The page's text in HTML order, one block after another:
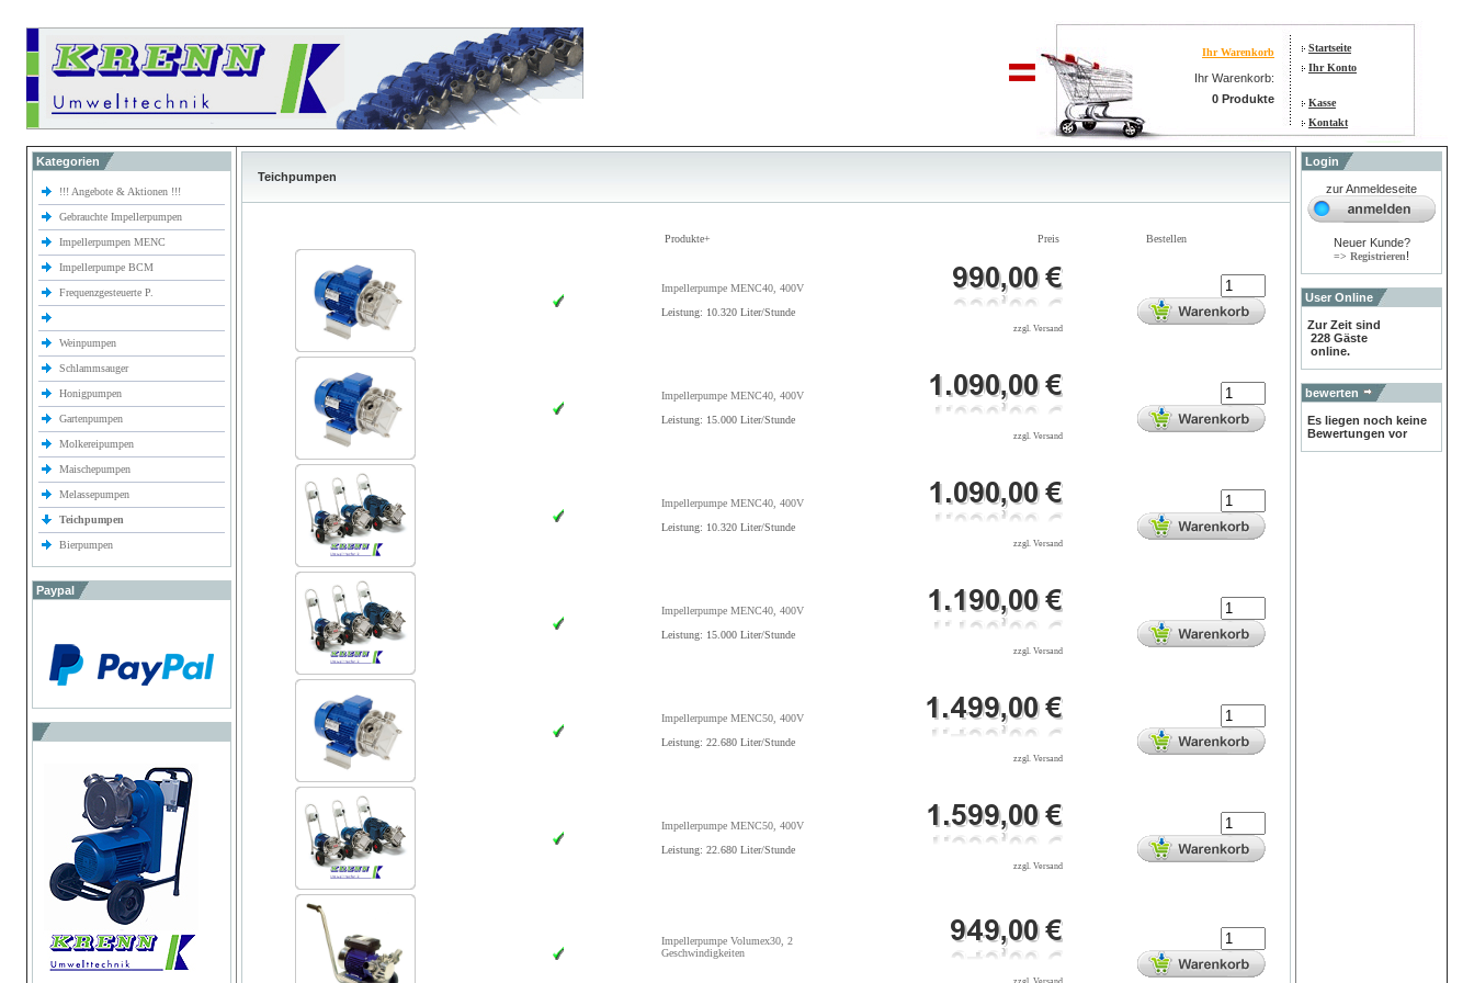
Ihr Warenkorb
Ihr Warenkorb:
0 Produkte
Startseite
Ihr Konto
Kasse
Kontakt
Kategorien
!!! Angebote & Aktionen !!!
Gebrauchte Impellerpumpen
Impellerpumpen MENC
Impellerpumpe BCM
Frequenzgesteuerte P.
Weinpumpen
Schlammsauger
Honigpumpen
Gartenpumpen
Molkereipumpen
Maischepumpen
Melassepumpen
Teichpumpen
Bierpumpen
Paypal
Teichpumpen
Produkte+ Preis Bestellen
Impellerpumpe MENC40, 400V
Leistung: 10.320 Liter/Stunde
zzgl. Versand
Impellerpumpe MENC40, 400V
Leistung: 15.000 Liter/Stunde
zzgl. Versand
Impellerpumpe MENC40, 400V
Leistung: 10.320 Liter/Stunde
zzgl. Versand
Impellerpumpe MENC40, 400V
Leistung: 15.000 Liter/Stunde
zzgl. Versand
Impellerpumpe MENC50, 400V
Leistung: 22.680 Liter/Stunde
zzgl. Versand
Impellerpumpe MENC50, 400V
Leistung: 22.680 Liter/Stunde
zzgl. Versand
Impellerpumpe Volumex30, 2
Geschwindigkeiten
Login
zur Anmeldeseite
Neuer Kunde?
=> Registrieren!
User Online
Zur Zeit sind
228 Gäste
online.
bewerten
Es liegen noch keine
Bewertungen vor